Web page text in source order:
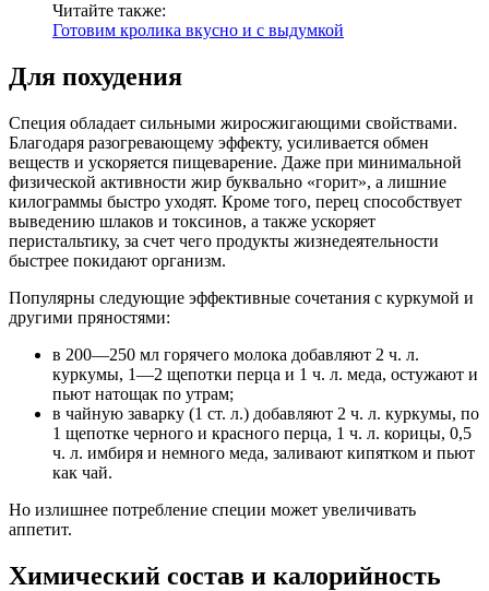
Читайте также:
Готовим кролика вкусно и с выдумкой
Для похудения
Специя обладает сильными жиросжигающими свойствами.
Благодаря разогревающему эффекту, усиливается обмен
веществ и ускоряется пищеварение. Даже при минимальной
физической активности жир буквально «горит», а лишние
килограммы быстро уходят. Кроме того, перец способствует
выведению шлаков и токсинов, а также ускоряет
перистальтику, за счет чего продукты жизнедеятельности
быстрее покидают организм.
Популярны следующие эффективные сочетания с куркумой и
другими пряностями:
в 200—250 мл горячего молока добавляют 2 ч. л.
куркумы, 1—2 щепотки перца и 1 ч. л. меда, остужают и
пьют натощак по утрам;
в чайную заварку (1 ст. л.) добавляют 2 ч. л. куркумы, по
1 щепотке черного и красного перца, 1 ч. л. корицы, 0,5
ч. л. имбиря и немного меда, заливают кипятком и пьют
как чай.
Но излишнее потребление специи может увеличивать
аппетит.
Химический состав и калорийность